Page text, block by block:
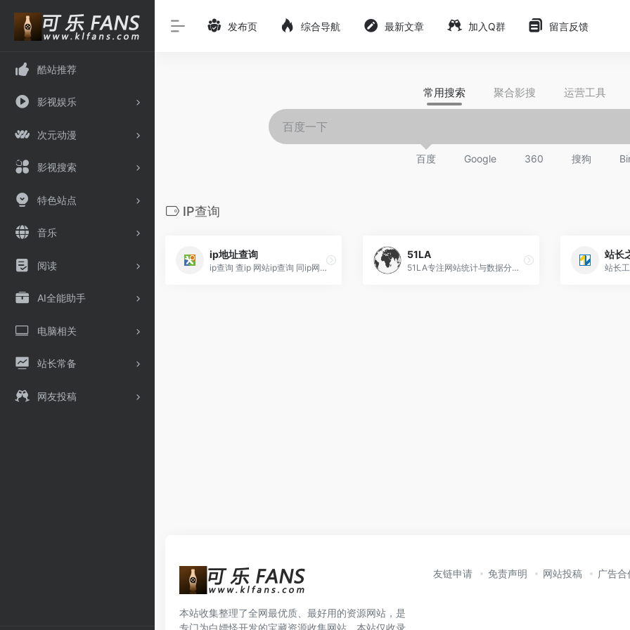
酷站推荐
影视娱乐
次元动漫
影视搜索
特色站点
音乐
阅读
AI全能助手
电脑相关
站长常备
网友投稿
发布页 综合导航 最新文章 加入Q群 留言反馈
常用搜索 聚合影搜 运营工具
百度 Google 360 搜狗
IP查询
ip地址查询
ip查询 查ip 网站ip查询 同ip网站查询 iP反查域名 iP查域名 同ip域名
51LA
51LA专注网站统计与数据分析行业20年，以数据统计分析为核心，驱动产品设计与运营策略，深入挖掘用户和产品需求，赋能商业决策。旗下拥有51.LA 网站统计等多个数据分析平台，目前累计超过千万应用提供流量统计服务，致力于为开发者及中小企业提供专业的数据服务工具和解决方案。
站长
本站收集整理了全网最优质、最好用的资源网站，是
专门为白嫖怪开发的宝藏资源收集网站。本站仅收录
友链申请 免责声明 网站投稿 广告合